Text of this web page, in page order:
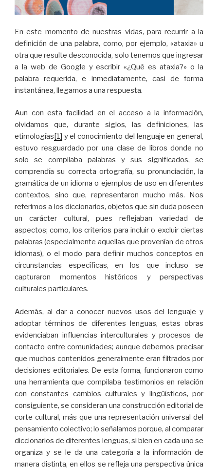
En este momento de nuestras vidas, para recurrir a la
definición de una palabra, como, por ejemplo, «ataxia» u
otra que resulte desconocida, solo tenemos que ingresar
a la web de Google y escribir «¿Qué es ataxia?» o la
palabra requerida, e inmediatamente, casi de forma
instantánea, llegamos a una respuesta.
Aun con esta facilidad en el acceso a la información,
olvidamos que, durante siglos, las definiciones, las
etimologías[1] y el conocimiento del lenguaje en general,
estuvo resguardado por una clase de libros donde no
solo se compilaba palabras y sus significados, se
comprendía su correcta ortografía, su pronunciación, la
gramática de un idioma o ejemplos de uso en diferentes
contextos, sino que, representaron mucho más. Nos
referimos a los diccionarios, objetos que sin duda poseen
un carácter cultural, pues reflejaban variedad de
aspectos; como, los criterios para incluir o excluir ciertas
palabras (especialmente aquellas que provenían de otros
idiomas), o el modo para definir muchos conceptos en
circunstancias específicas, en los que incluso se
capturaron momentos históricos y perspectivas
culturales particulares.
Además, al dar a conocer nuevos usos del lenguaje y
adoptar términos de diferentes lenguas, estas obras
evidenciaban influencias interculturales y procesos de
contacto entre comunidades; aunque debemos precisar
que muchos contenidos generalmente eran filtrados por
decisiones editoriales. De esta forma, funcionaron como
una herramienta que compilaba testimonios en relación
con constantes cambios culturales y lingüísticos, por
consiguiente, se consideran una construcción editorial de
corte cultural, más que una representación universal del
pensamiento colectivo; lo señalamos porque, al comparar
diccionarios de diferentes lenguas, si bien en cada uno se
organiza y se le da una categoría a la información de
manera distinta, en ellos se refleja una perspectiva única